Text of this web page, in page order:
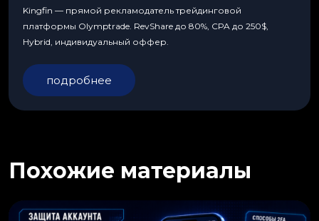
Kingfin — прямой рекламодатель трейдинговой
платформы Olymptrade. RevShare до 80%, CPA до 250$,
Hybrid, индивидуальный оффер.
подробнее
Похожие материалы